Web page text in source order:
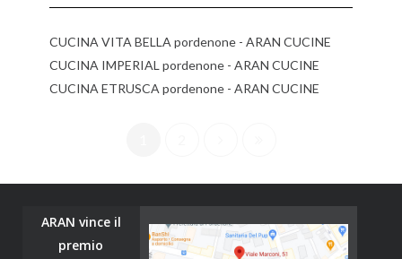
CUCINA VITA BELLA pordenone - ARAN CUCINE
CUCINA IMPERIAL pordenone - ARAN CUCINE
CUCINA ETRUSCA pordenone - ARAN CUCINE
ARAN vince il
premio